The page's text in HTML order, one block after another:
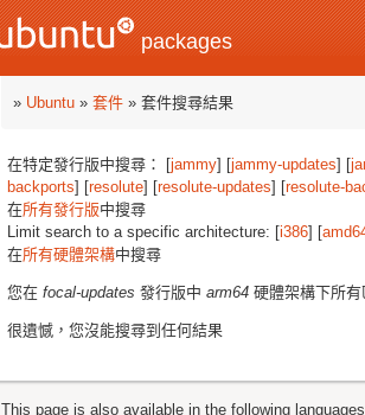
packages
» Ubuntu » 套件 » 套件搜尋結果
在特定發行版中搜尋： [jammy] [jammy-updates] [
backports] [resolute] [resolute-updates] [resolute-
在所有發行版中搜尋
Limit search to a specific architecture: [i386] [
在所有硬體架構中搜尋
您在 focal-updates 發行版中 arm64 硬體架構下所
很遺憾，您沒能搜尋到任何結果
This page is also available in the following